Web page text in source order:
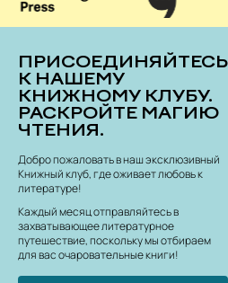
ПРИСОЕДИНЯЙТЕСЬ
К НАШЕМУ
КНИЖНОМУ КЛУБУ.
РАСКРОЙТЕ МАГИЮ
ЧТЕНИЯ.
Добро пожаловать в наш эксклюзивный
Книжный клуб, где оживает любовь к
литературе!
Каждый месяц отправляйтесь в
захватывающее литературное
путешествие, поскольку мы отбираем
для вас очаровательные книги!